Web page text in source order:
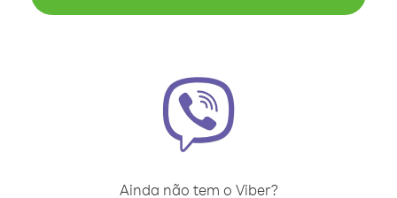
Ainda não tem o Viber?